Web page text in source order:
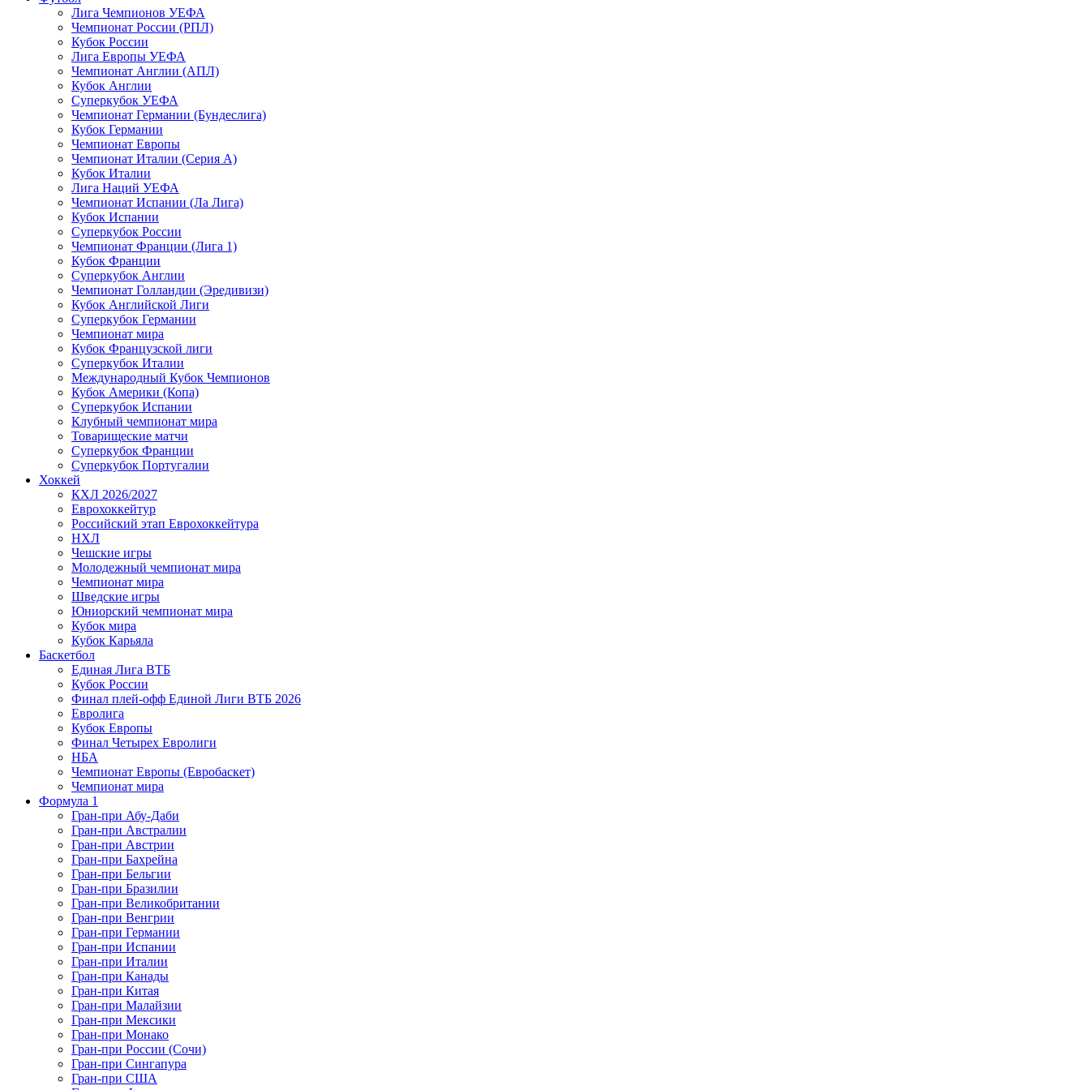
Лига Чемпионов УЕФА
Чемпионат России (РПЛ)
Кубок России
Лига Европы УЕФА
Чемпионат Англии (АПЛ)
Кубок Англии
Суперкубок УЕФА
Чемпионат Германии (Бундеслига)
Кубок Германии
Чемпионат Европы
Чемпионат Италии (Серия А)
Кубок Италии
Лига Наций УЕФА
Чемпионат Испании (Ла Лига)
Кубок Испании
Суперкубок России
Чемпионат Франции (Лига 1)
Кубок Франции
Суперкубок Англии
Чемпионат Голландии (Эредивизи)
Кубок Английской Лиги
Суперкубок Германии
Чемпионат мира
Кубок Французской лиги
Суперкубок Италии
Международный Кубок Чемпионов
Кубок Америки (Копа)
Суперкубок Испании
Клубный чемпионат мира
Товарищеские матчи
Суперкубок Франции
Суперкубок Португалии
Хоккей
КХЛ 2026/2027
Еврохоккейтур
Российский этап Еврохоккейтура
НХЛ
Чешские игры
Молодежный чемпионат мира
Чемпионат мира
Шведские игры
Юниорский чемпионат мира
Кубок мира
Кубок Карьяла
Баскетбол
Единая Лига ВТБ
Кубок России
Финал плей-офф Единой Лиги ВТБ 2026
Евролига
Кубок Европы
Финал Четырех Евролиги
НБА
Чемпионат Европы (Евробаскет)
Чемпионат мира
Формула 1
Гран-при Абу-Даби
Гран-при Австралии
Гран-при Австрии
Гран-при Бахрейна
Гран-при Бельгии
Гран-при Бразилии
Гран-при Великобритании
Гран-при Венгрии
Гран-при Германии
Гран-при Испании
Гран-при Италии
Гран-при Канады
Гран-при Китая
Гран-при Малайзии
Гран-при Мексики
Гран-при Монако
Гран-при России (Сочи)
Гран-при Сингапура
Гран-при США